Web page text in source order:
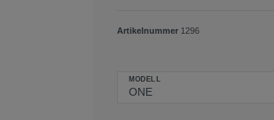
Artikelnummer 1296
MODELL